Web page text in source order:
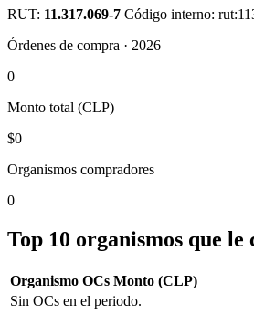
RUT: 11.317.069-7 Código interno:
Órdenes de compra · 2026
0
Monto total (CLP)
$0
Organismos compradores
0
Top 10 organismos que
Organismo OCs Monto (CLP)
Sin OCs en el periodo.